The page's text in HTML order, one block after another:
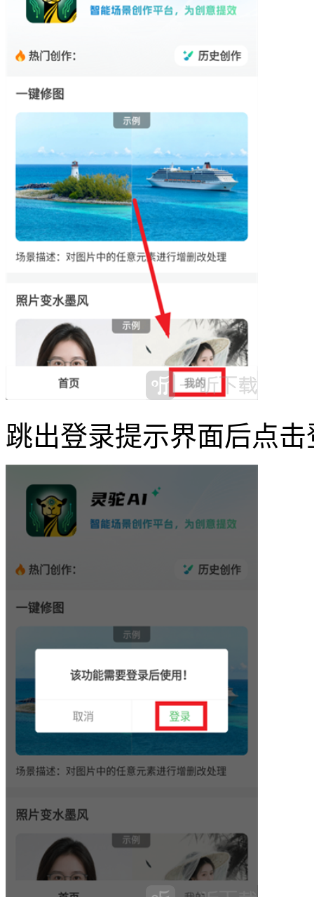
跳出登录提示界面后点击